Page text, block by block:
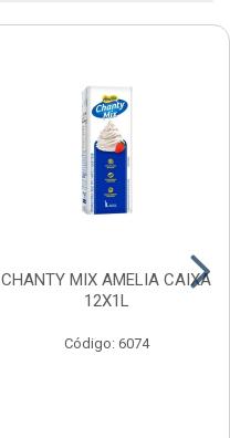
CHANTY MIX AMELIA CAIXA
12X1L
Código: 6074